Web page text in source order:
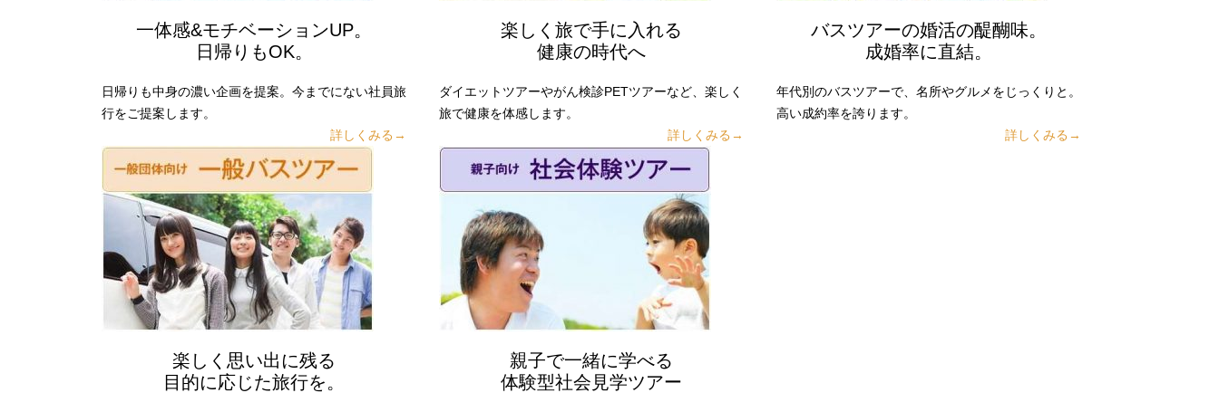
一体感&モチベーションUP。
日帰りもOK。
日帰りも中身の濃い企画を提案。今までにない社員旅
行をご提案します。
詳しくみる→
楽しく旅で手に入れる
健康の時代へ
ダイエットツアーやがん検診PETツアーなど、楽しく
旅で健康を体感します。
詳しくみる→
バスツアーの婚活の醍醐味。
成婚率に直結。
年代別のバスツアーで、名所やグルメをじっくりと。
高い成約率を誇ります。
詳しくみる→
楽しく思い出に残る
目的に応じた旅行を。
親子で一緒に学べる
体験型社会見学ツアー